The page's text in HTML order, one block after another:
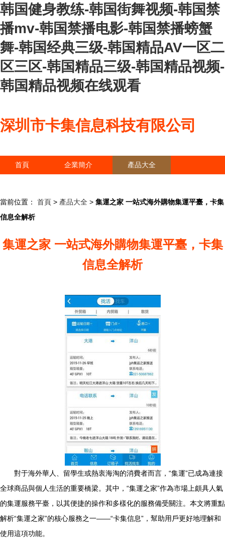
韩国健身教练-韩国街舞视频-韩国禁
播mv-韩国禁播电影-韩国禁播螃蟹
舞-韩国经典三级-韩国精品AV一区二
区三区-韩国精品三级-韩国精品视频-
韩国精品视频在线观看
深圳市卡集信息科技有限公司
首頁 企業簡介 產品大全
當前位置： 首頁 > 產品大全 > 集運之家 一站式海外購物集運平臺，卡集
信息全解析
集運之家 一站式海外購物集運平臺，卡集
信息全解析
對于海外華人、留學生或熱衷海淘的消費者而言，“集運”已成為連接
全球商品與個人生活的重要橋梁。其中，“集運之家”作為市場上頗具人氣
的集運服務平臺，以其便捷的操作和多樣化的服務備受關注。本文將重點
解析“集運之家”的核心服務之一——“卡集信息”，幫助用戶更好地理解和
使用這項功能。